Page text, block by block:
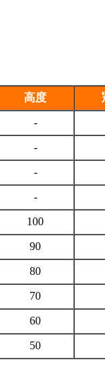
高度
-
-
-
-
100
90
80
70
60
50